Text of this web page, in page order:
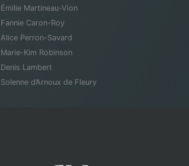
Émilie Martineau-Vion
Fannie Caron-Roy
Alice Perron-Savard
Marie-Kim Robinson
Denis Lambert
Solenne d’Arnoux de Fleury